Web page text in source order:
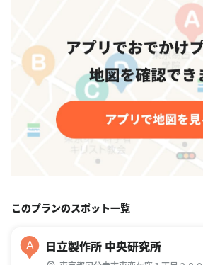
このプランのスポット一覧
A 日立製作所 中央研究所